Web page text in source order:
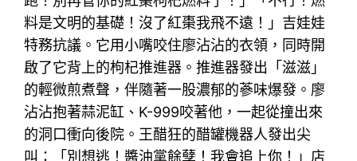
料是文明的基礎！沒了紅棗我飛不遠！」吉娃娃
特務抗議。它用小嘴咬住廖沾沾的衣領，同時開
啟了它背上的枸杞推進器。推進器發出「滋滋」
的輕微煎煮聲，伴隨著一股濃郁的蔘味爆發。廖
沾沾抱著蒜泥缸、K-999咬著他，一起從撞出來
的洞口衝向後院。王醋狂的醋罐機器人發出尖
叫：「別想逃！醬油黨餘孽！我會追上你！」店